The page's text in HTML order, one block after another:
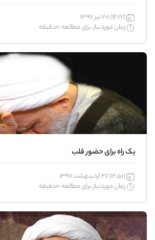
(12:17) 28 تیر 1397
زمان موردنیاز برای مطالعه :0دقیقه
یک راه برای حضور قلب
(12:51) 27 اردیبهشت 1397
زمان موردنیاز برای مطالعه :0دقیقه